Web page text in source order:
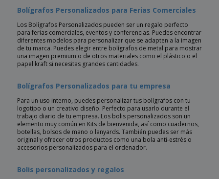
Bolígrafos Personalizados para Ferias Comerciales
Los Bolígrafos Personalizados pueden ser un regalo perfecto
para ferias comerciales, eventos y conferencias. Puedes encontrar
diferentes modelos para personalizar que se adapten a la imagen
de tu marca. Puedes elegir entre bolígrafos de metal para mostrar
una imagen premium o de otros materiales como el plástico o el
papel kraft si necesitas grandes cantidades.
Bolígrafos Personalizados para tu empresa
Para un uso interno, puedes personalizar tus bolígrafos con tu
logotipo o un creativo diseño. Perfecto para usarlo durante el
trabajo diario de tu empresa. Los bolis personalizados son un
elemento muy común en Kits de bienvenida, así como cuadernos,
botellas, bolsos de mano o lanyards. También puedes ser más
original y ofrecer otros productos como una bola anti-estrés o
accesorios personalizados para el ordenador.
Bolis personalizados y regalos